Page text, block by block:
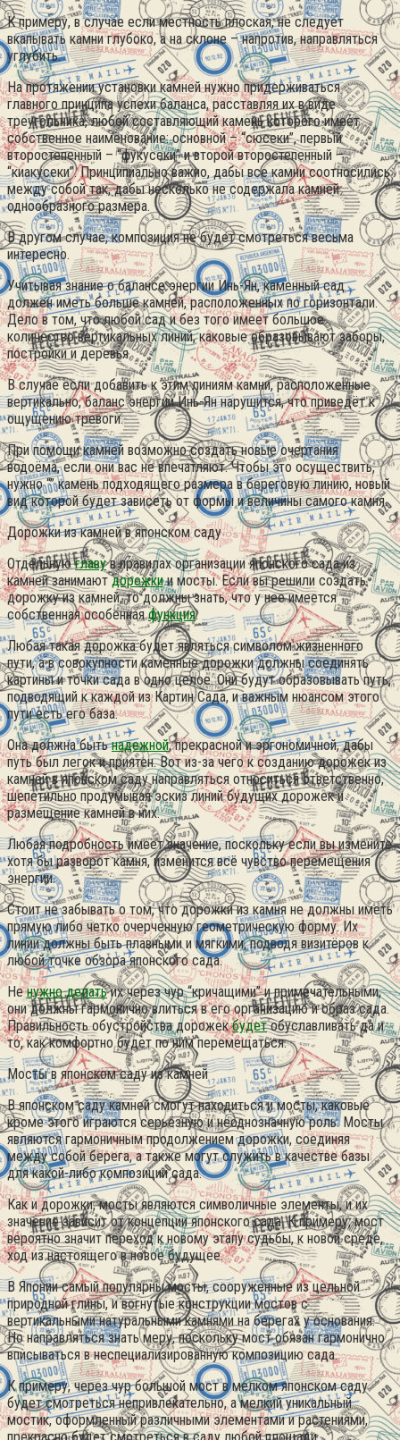
К примеру, в случае если местность плоская, не следует
вкапывать камни глубоко, а на склоне – напротив, направляться
углубить.
На протяжении установки камней нужно придерживаться
главного принципа успехи баланса, расставляя их в виде
треугольника, любой составляющий камень которого имеет
собственное наименование: основной – “сюсеки”, первый
второстепенный – “фукусеки” и второй второстепенный –
“киакусеки”. Принципиально важно, дабы все камни соотносились
между собой так, дабы несколько не содержала камней
однообразного размера.
В другом случае, композиция не будет смотреться весьма
интересно.
Учитывая знание о балансе энергии Инь-Ян, каменный сад
должен иметь больше камней, расположенных по горизонтали.
Дело в том, что любой сад и без того имеет большое
количество вертикальных линий, каковые образовывают заборы,
постройки и деревья.
В случае если добавить к этим линиям камни, расположенные
вертикально, баланс энергии Инь-Ян нарушится, что приведёт к
ощущению тревоги.
При помощи камней возможно создать новые очертания
водоёма, если они вас не впечатляют. Чтобы это осуществить,
нужно “” камень подходящего размера в береговую линию, новый
вид которой будет зависеть от формы и величины самого камня.
Дорожки из камней в японском саду
Отдельнуюглавув правилах организации японского сада из
камней занимаютдорожкии мосты. Если вы решили создать
дорожку из камней, то должны знать, что у нее имеется
собственная особеннаяфункция.
Любая такая дорожка будет являться символом жизненного
пути, а в совокупности каменные дорожки должны соединять
картины и точки сада в одно целое. Они будут образовывать путь,
подводящий к каждой из Картин Сада, и важным нюансом этого
пути есть его база.
Она должна бытьнадежной, прекрасной и эргономичной, дабы
путь был легок и приятен. Вот из-за чего к созданию дорожек из
камней в японском саду направляться относиться ответственно,
шепетильно продумывая эскиз линий будущих дорожек и
размещение камней в них.
Любая подробность имеет значение, поскольку если вы измените
хотя бы разворот камня, изменится всё чувство перемещения
энергии.
Стоит не забывать о том, что дорожки из камня не должны иметь
прямую либо четко очерченную геометрическую форму. Их
линии должны быть плавными и мягкими, подводя визитёров к
любой точке обзора японского сада.
Ненужно делатьих через чур “кричащими” и примечательными,
они должны гармонично влиться в его организацию и образ сада.
Правильность обустройства дорожекбудетобуславливать да и
то, как комфортно будет по ним перемещаться.
Мосты в японском саду из камней
В японском саду камней смогут находиться и мосты, каковые
кроме этого играются серьёзную и неоднозначную роль. Мосты
являются гармоничным продолжением дорожки, соединяя
между собой берега, а также могут служить в качестве базы
для какой-либо композиции сада.
Как и дорожки, мосты являются символичные элементы, и их
значение зависит от концепции японского сада. К примеру, мост
вероятно значит переход к новому этапу судьбы, к новой среде,
ход из настоящего в новое будущее.
В Японии самый популярны мосты, сооруженные из цельной
природной глины, и вогнутые конструкции мостов с
вертикальными натуральными камнями на берегах у основания.
Но направляться знать меру, поскольку мост обязан гармонично
вписываться в неспециализированную композицию сада.
К примеру, через чур большой мост в мелком японском саду
будет смотреться непривлекательно, а мелкий уникальный
мостик, оформленный различными элементами и растениями,